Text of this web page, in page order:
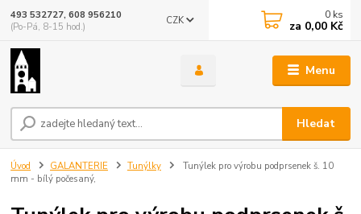
Menu
CZK
Hledat
493 532727, 608 956210
(Po-Pá, 8-15 hod.)
0 ks
za 0,00 Kč
Úvod GALANTERIE Tunýlky
Tunýlek pro výrobu podprsenek š. 10
mm - bílý počesaný,